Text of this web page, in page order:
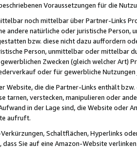
Voraussetzungen für die
noch mittelbar über Partner-Links
andere natürliche oder juristische
bzw. diese nicht dazu auffordern
Person, unmittelbar oder mittelbar
Zwecken (gleich welcher Art)
oder für gewerbliche
Website, die die Partner-Links enthält
tarnen, verstecken, manipulieren oder
in der Lage sind, die Website oder
aufruft.
Schaltflächen, Hyperlinks
Sie auf eine Amazon-Website